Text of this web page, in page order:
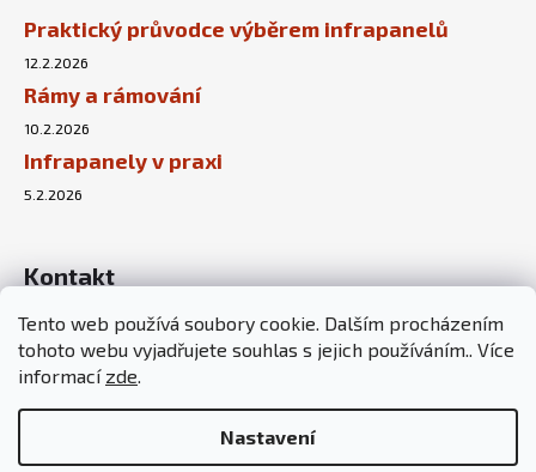
Tento web používá soubory cookie. Dalším procházením
tohoto webu vyjadřujete souhlas s jejich používáním.. Více
informací zde.
Nastavení
Praktický průvodce výběrem infrapanelů
12.2.2026
Rámy a rámování
10.2.2026
Infrapanely v praxi
5.2.2026
Kontakt
info@sunnyhouse.cz
+420 737 451 167